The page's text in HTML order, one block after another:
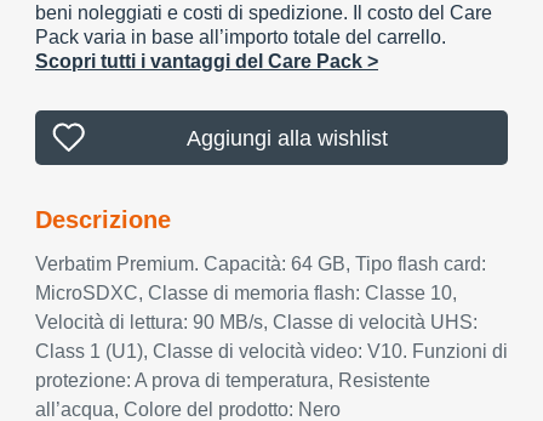
beni noleggiati e costi di spedizione. Il costo del Care
Pack varia in base all’importo totale del carrello.
Scopri tutti i vantaggi del Care Pack >
Aggiungi alla wishlist
Descrizione
Verbatim Premium. Capacità: 64 GB, Tipo flash card:
MicroSDXC, Classe di memoria flash: Classe 10,
Velocità di lettura: 90 MB/s, Classe di velocità UHS:
Class 1 (U1), Classe di velocità video: V10. Funzioni di
protezione: A prova di temperatura, Resistente
all’acqua, Colore del prodotto: Nero